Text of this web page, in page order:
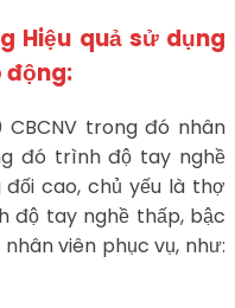
Hiệu quả sử dụng
động:
trong đó nhân
đó trình độ tay nghề
cao, chủ yếu là thợ
độ tay nghề thấp, bậc
viên phục vụ, như: